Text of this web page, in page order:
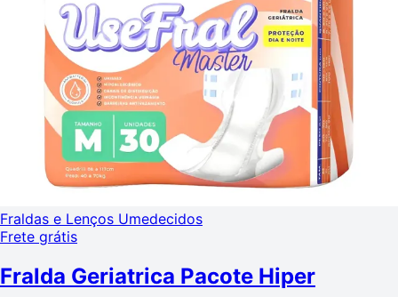
Fraldas e Lenços Umedecidos
Frete grátis
Fralda Geriatrica Pacote Hiper